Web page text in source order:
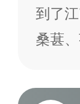
到了
桑葚